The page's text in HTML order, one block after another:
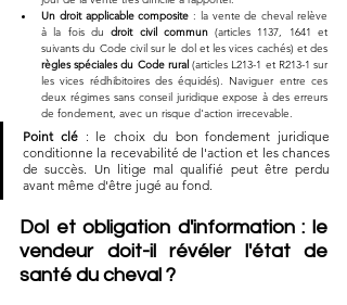
Un droit applicable composite : la vente de cheval relève
à la fois du droit civil commun (articles 1137, 1641 et
règles spéciales du Code rural (articles L213-1 et R213-1 sur
les vices rédhibitoires des équidés). Naviguer entre ces
deux régimes sans conseil juridique expose à des erreurs
de fondement, avec un risque d'action irrecevable.
Point clé : le choix du bon fondement juridique
conditionne la recevabilité de l'action et les chances
de succès. Un litige mal qualifié peut être perdu
avant même d'être jugé au fond.
Dol et obligation d'information : le
vendeur doit-il révéler l'état de
santé du cheval ?